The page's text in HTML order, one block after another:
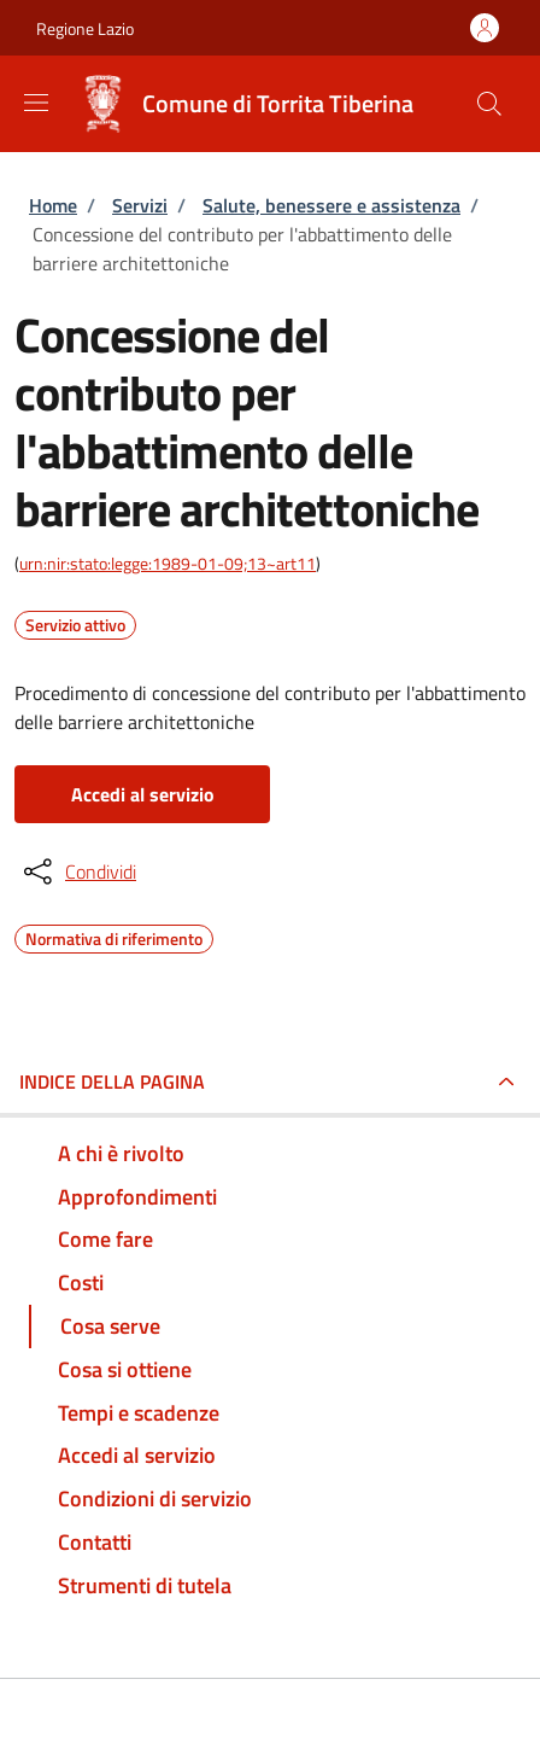
Regione Lazio
Comune di Torrita Tiberina
Briciole di pane
Home / Servizi / Salute, benessere e assistenza /
Concessione del contributo per l'abbattimento delle
barriere architettoniche
Concessione del
contributo per
l'abbattimento delle
barriere architettoniche
(urn:nir:stato:legge:1989-01-09;13~art11)
Servizio attivo
Procedimento di concessione del contributo per l'abbattimento
delle barriere architettoniche
Accedi al servizio
Condividi
Normativa di riferimento
INDICE DELLA PAGINA
A chi è rivolto
Approfondimenti
Come fare
Costi
Cosa serve
Cosa si ottiene
Tempi e scadenze
Accedi al servizio
Condizioni di servizio
Contatti
Strumenti di tutela